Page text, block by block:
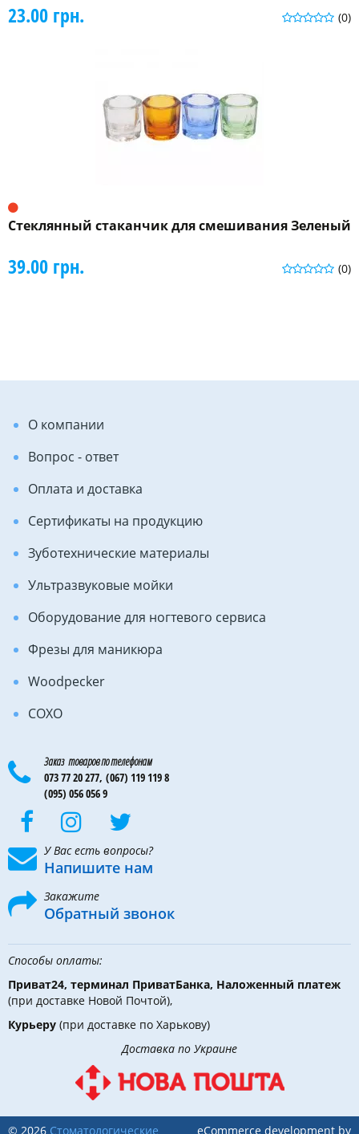
(0)
23.00 грн.
Стеклянный стаканчик для смешивания Зеленый
(0)
39.00 грн.
О компании
Вопрос - ответ
Оплата и доставка
Сертификаты на продукцию
Зуботехнические материалы
Ультразвуковые мойки
Оборудование для ногтевого сервиса
Фрезы для маникюра
Woodpecker
COXO
Заказ товаров по телефонам
073 77 20 277, (067) 119 119 8
(095) 056 056 9
У Вас есть вопросы?
Напишите нам
Закажите
Обратный звонок
Способы оплаты:
Приват24, терминал ПриватБанка, Наложенный платеж
(при доставке Новой Почтой),
Курьеру (при доставке по Харькову)
Доставка по Украине
© 2026 Стоматологические eCommerce development by